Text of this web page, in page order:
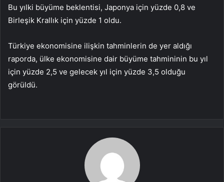
Bu yılki büyüme beklentisi, Japonya için yüzde 0,8 ve
Birleşik Krallık için yüzde 1 oldu.
Türkiye ekonomisine ilişkin tahminlerin de yer aldığı
raporda, ülke ekonomisine dair büyüme tahmininin bu yıl
için yüzde 2,5 ve gelecek yıl için yüzde 3,5 olduğu
görüldü.